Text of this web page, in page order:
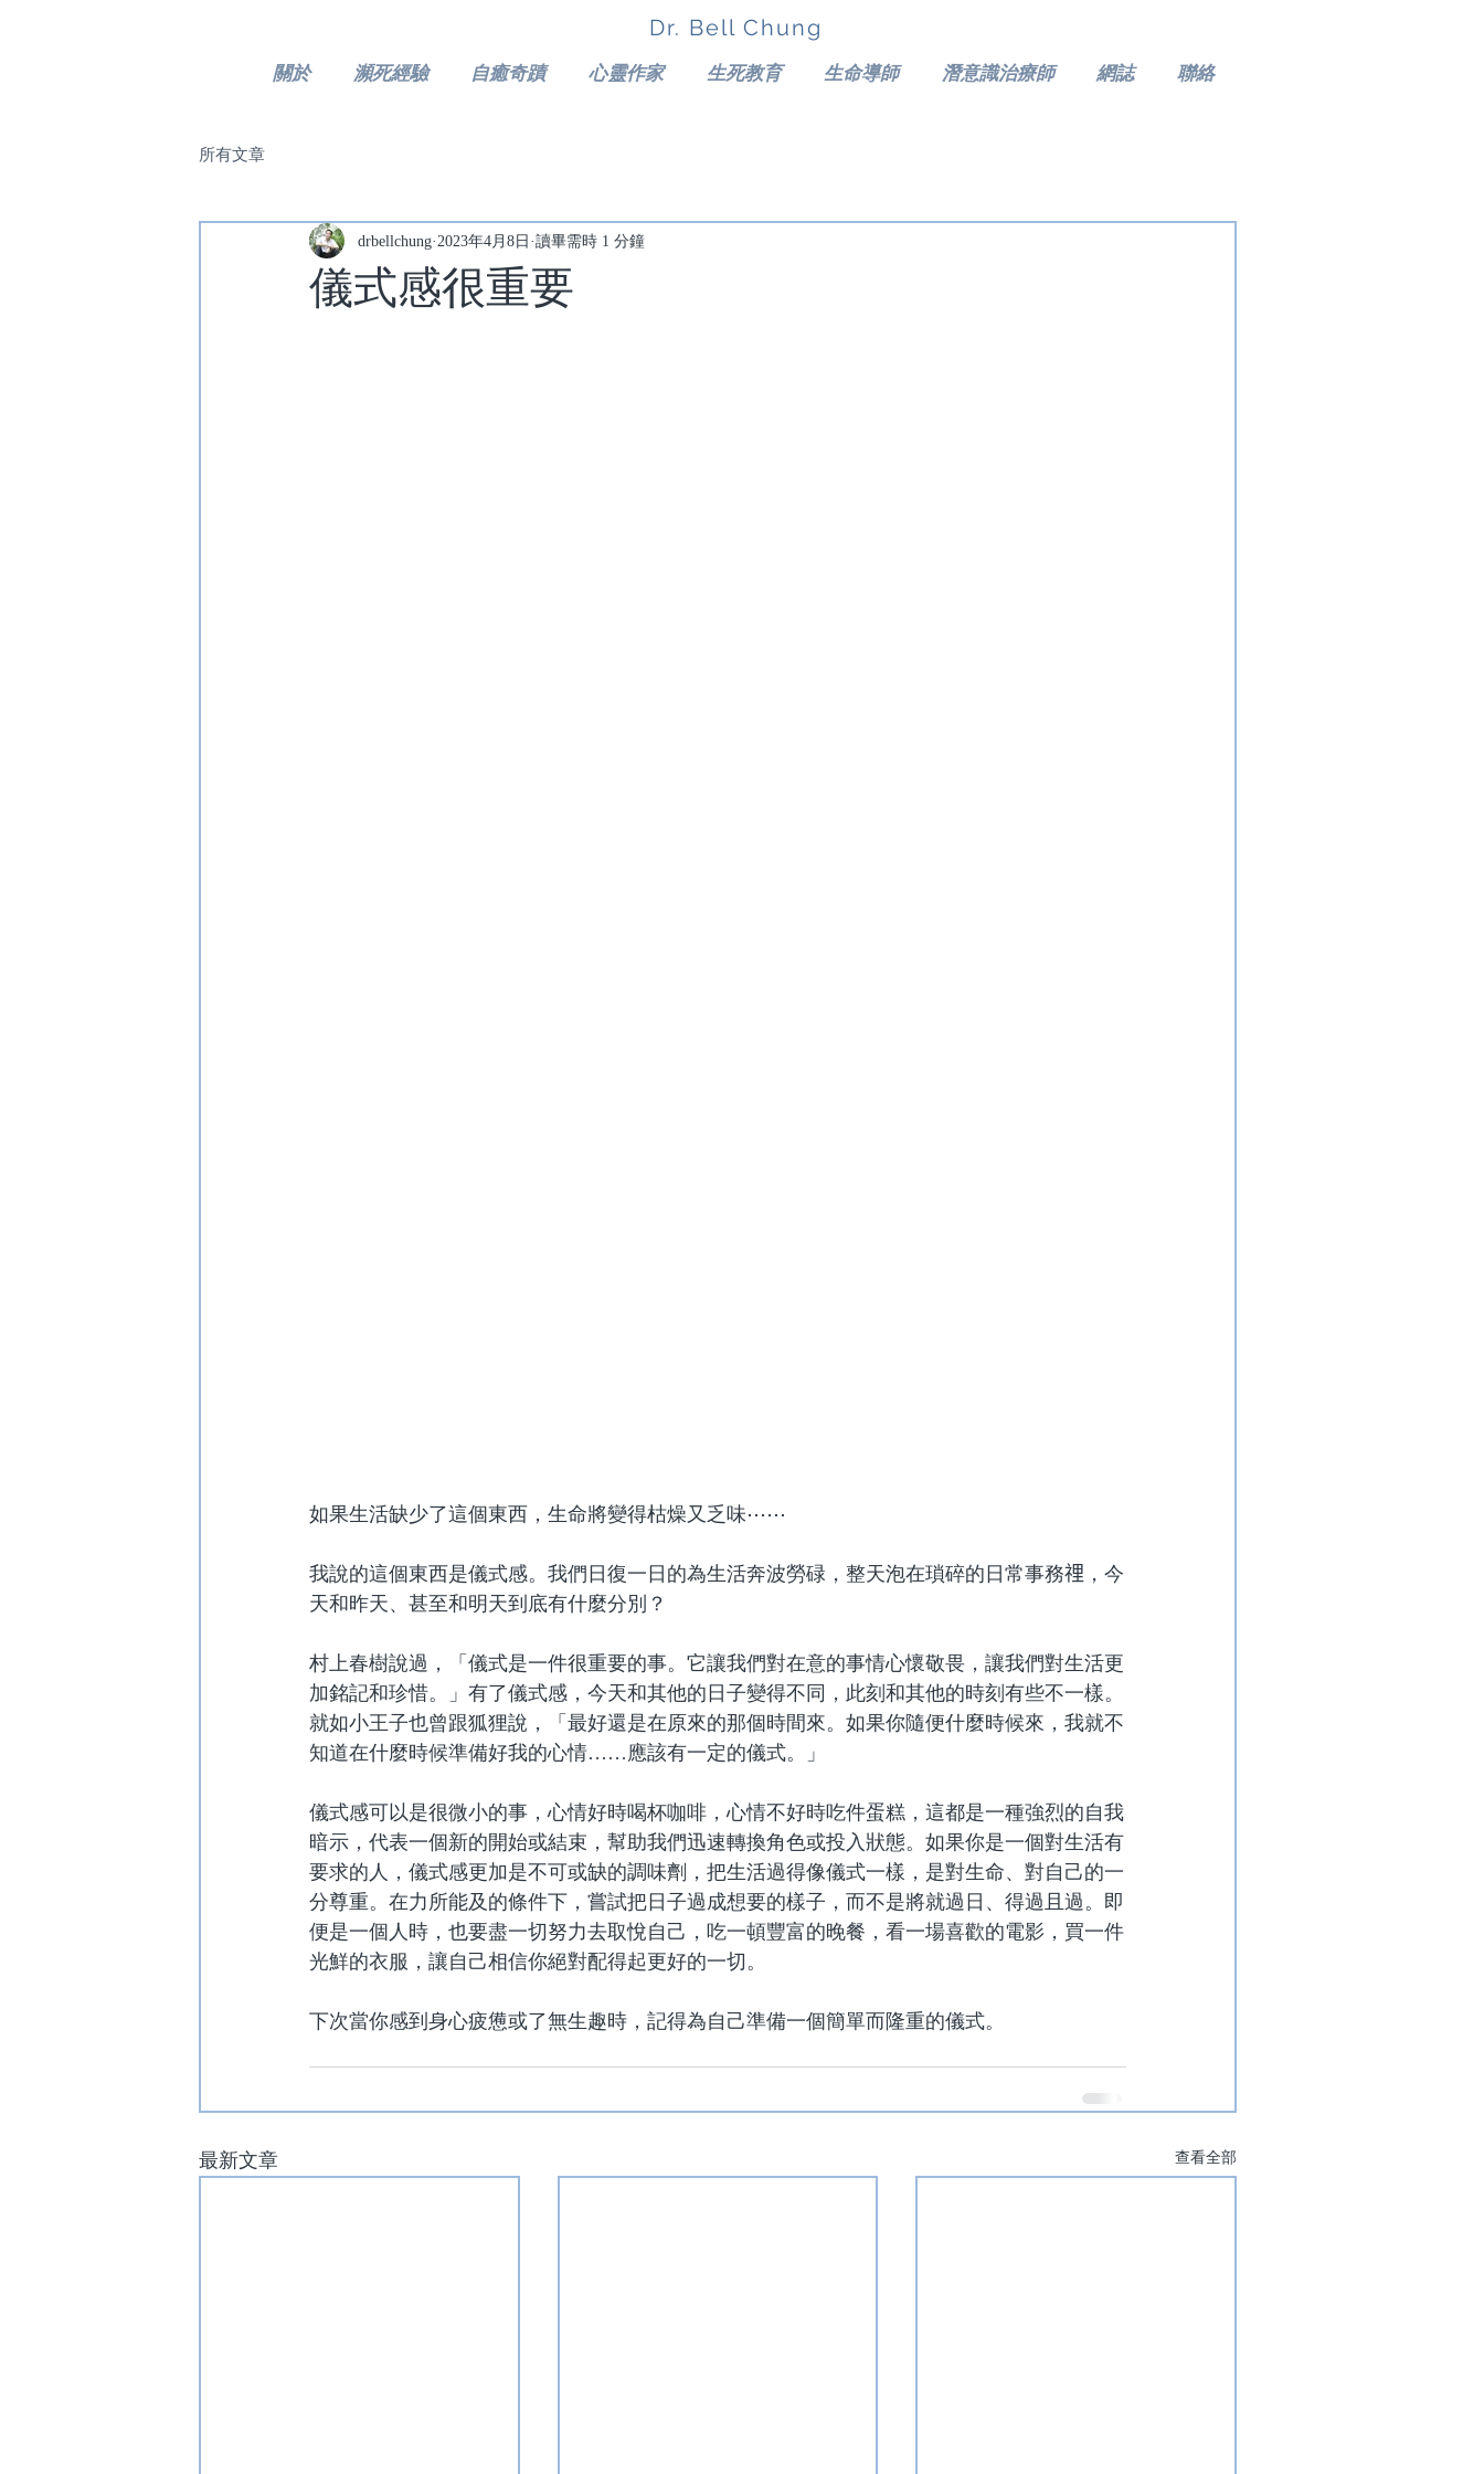
Dr. Bell Chung
關於
瀕死經驗 自癒奇蹟 心靈作家 生死教育 生命導師 潛意識治療師 網誌 聯絡
所有文章
儀式感很重要
drbellchung 2023年4月8日 讀畢需時 1 分鐘
如果生活缺少了這個東西，生命將變得枯燥又乏味⋯⋯
我說的這個東西是儀式感。我們日復一日的為生活奔波勞碌， 整天泡在瑣碎的日常事務𥚃，今
天和昨天、甚至和明天到底有什麼分別？
村上春樹說過，「儀式是一件很重要的事。它讓我們對在意的事情心懷敬畏，讓我們對生活更
加銘記和珍惜。」有了儀式感， 今天和其他的日子變得不同，此刻和其他的時刻有些不一樣。
就如小王子也曾跟狐狸說，
「最好還是在原來的那個時間來。如果你隨便什麼時候來，我就不
知道在什麼時候準備好我的心情……應該有一定的儀式。」
儀式感可以是很微小的事，心情好時喝杯咖啡，心情不好時吃件蛋糕，這都是一種強烈的自我
暗示，代表一個新的開始或結束，幫助我們迅速轉換角色或投入狀態。如果你是一個對生活有
要求的人，儀式感更加是不可或缺的調味劑，把生活過得像儀式一樣，是對生命、對自己的一
分尊重。在力所能及的條件下， 嘗試把日子過成想要的樣子，而不是將就過日、得過且過。 即
便是一個人時，也要盡一切努力去取悅自己，吃一頓豐富的晚餐，看一場喜歡的電影，買一件
光鮮的衣服，讓自己相信你絕對配得起更好的一切。
下次當你感到身心疲憊或了無生趣時，記得為自己準備一個簡單而隆重的儀式。
最新文章 查看全部